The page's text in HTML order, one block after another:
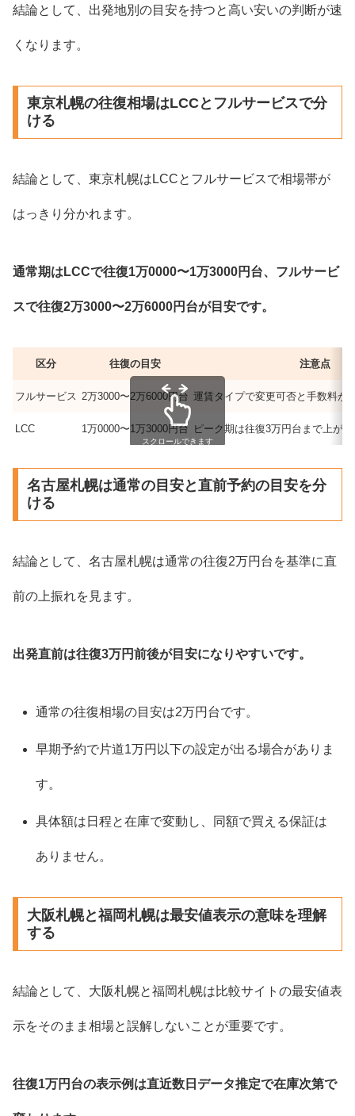
結論として、出発地別の目安を持つと高い安いの判断が速
くなります。
東京札幌の往復相場はLCCとフルサービスで分
ける
結論として、東京札幌はLCCとフルサービスで相場帯が
はっきり分かれます。
通常期はLCCで往復1万0000〜1万3000円台、フルサービ
スで往復2万3000〜2万6000円台が目安です。
区分 往復の目安 注意点
フルサービス 2万3000〜2万6000円台 運賃タイプで変更可否と手数料が
LCC 1万0000〜1万3000円台 ピーク期は往復3万円台まで上が
スクロールできます
名古屋札幌は通常の目安と直前予約の目安を分
ける
結論として、名古屋札幌は通常の往復2万円台を基準に直
前の上振れを見ます。
出発直前は往復3万円前後が目安になりやすいです。
通常の往復相場の目安は2万円台です。
早期予約で片道1万円以下の設定が出る場合がありま
す。
具体額は日程と在庫で変動し、同額で買える保証は
ありません。
大阪札幌と福岡札幌は最安値表示の意味を理解
する
結論として、大阪札幌と福岡札幌は比較サイトの最安値表
示をそのまま相場と誤解しないことが重要です。
往復1万円台の表示例は直近数日データ推定で在庫次第で